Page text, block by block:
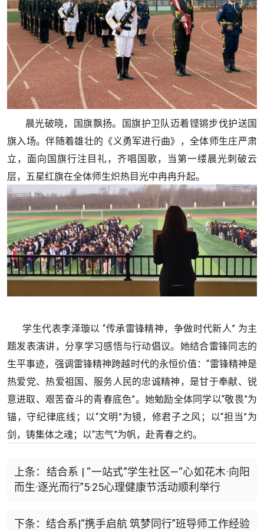
晨光破晓，国旗飘扬。国旗护卫队迈着铿锵步伐护送国
旗入场。伴随着雄壮的《义勇军进行曲》，全体师生庄严肃
立，面向国旗行注目礼，齐唱国歌，当第一缕晨光刺破云
层，五星红旗在全体师生炽热目光中冉冉升起。
学生代表李泽璇以 “传承雷锋精神，争做时代新人” 为主
题发表演讲，分享学习感悟与行动倡议。她结合雷锋同志的
生平事迹，强调雷锋精神跨越时代的永恒价值：“雷锋精神是
热爱党、热爱祖国、服务人民的忠诚精神，是甘于奉献、锐
意进取、艰苦奋斗的青春底色”。她勉励全体同学以“敬畏”为
锚，守纪律底线；以“文明”为镜，修君子之风；以“担当”为
剑，铸集体之魂；以“志气”为帆，赴青春之约。
上条：结合系 | “一站式”学生社区—“心如花木·向阳
而生·逐光而行”5·25心理健康节活动顺利举行
下条：结合系|“携手启航 筑梦同行”班导师工作经验